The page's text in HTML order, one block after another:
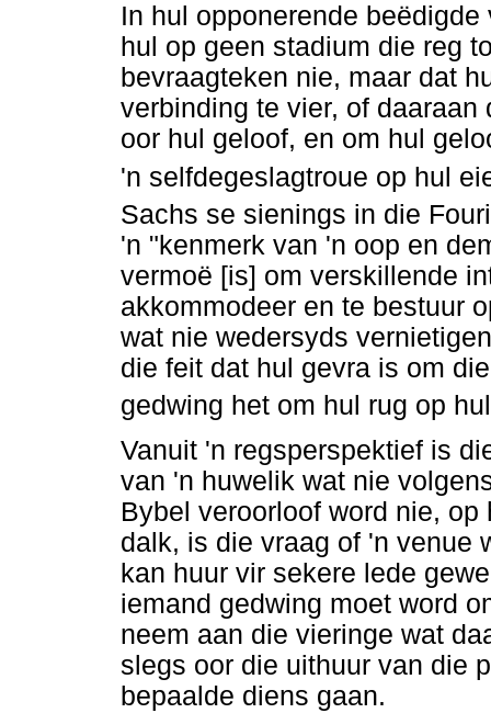
In hul opponerende
hul op geen stadium die reg
bevraagteken nie, maar dat
verbinding te vier, of
oor hul geloof, en om hul
'n selfdegeslagtroue op hul
Sachs se sienings in die
'n "kenmerk van 'n oop en
vermoë [is] om verskillende
akkommodeer en te bestuur
wat nie wedersyds
die feit dat hul gevra is om
gedwing het om hul rug op
Vanuit 'n regsperspektief is
van 'n huwelik wat nie
Bybel veroorloof word nie,
dalk, is die vraag of 'n venue
kan huur vir sekere lede
iemand gedwing moet word
neem aan die vieringe wat
slegs oor die uithuur van die
bepaalde diens gaan.